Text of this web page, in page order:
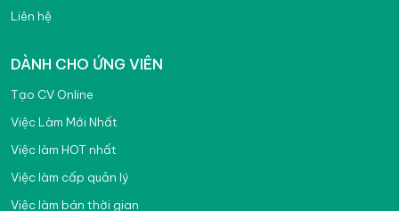
Liên hệ
DÀNH CHO ỨNG VIÊN
Tạo CV Online
Việc Làm Mới Nhất
Việc làm HOT nhất
Việc làm cấp quản lý
Việc làm bán thời gian